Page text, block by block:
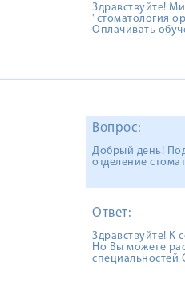
Здравствуйте!
"стоматология
Оплачивать
Вопрос:
Добрый день!
отделение
Ответ:
Здравствуйте! К
Но Вы можете
специальностей